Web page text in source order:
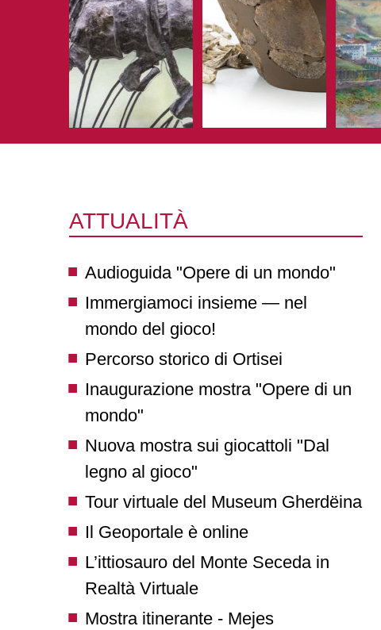
ATTUALITÀ
Audioguida "Opere di un mondo"
Immergiamoci insieme — nel
mondo del gioco!
Percorso storico di Ortisei
Inaugurazione mostra "Opere di un
mondo"
Nuova mostra sui giocattoli "Dal
legno al gioco"
Tour virtuale del Museum Gherdëina
Il Geoportale è online
L’ittiosauro del Monte Seceda in
Realtà Virtuale
Mostra itinerante - Mejes